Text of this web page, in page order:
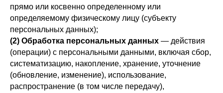
прямо или косвенно определенному или
определяемому физическому лицу (субъекту
персональных данных);
(2) Обработка персональных данных — действия
(операции) с персональными данными, включая сбор,
систематизацию, накопление, хранение, уточнение
(обновление, изменение), использование,
распространение (в том числе передачу),